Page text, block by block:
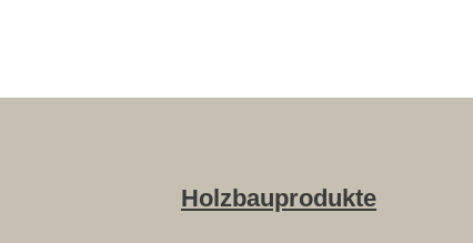
Holzbauprodukte